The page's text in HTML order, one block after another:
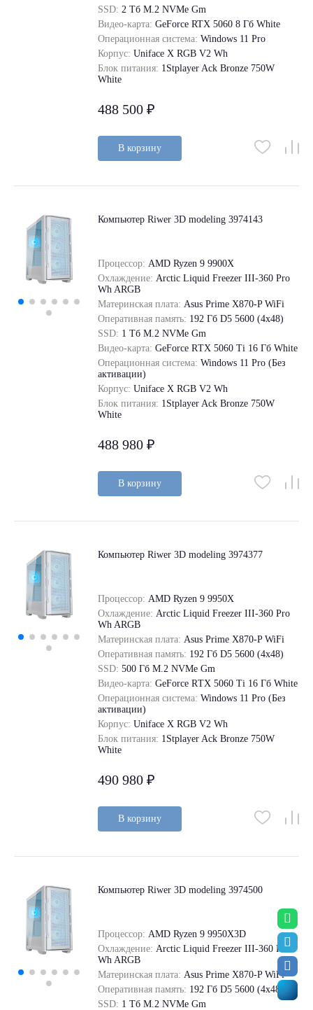
SSD: 2 Tб M.2 NVMe Gm
Видео-карта: GeForce RTX 5060 8 Гб White
Операционная система: Windows 11 Pro
Корпус: Uniface X RGB V2 Wh
Блок питания: 1Stplayer Ack Bronze 750W
White
488 500 ₽
В корзину
Компьютер Riwer 3D modeling 3974143
Процессор: AMD Ryzen 9 9900X
Охлаждение: Arctic Liquid Freezer III-360 Pro
Wh ARGB
Материнская плата: Asus Prime X870-P WiFi
Оперативная память: 192 Гб D5 5600 (4х48)
SSD: 1 Tб M.2 NVMe Gm
Видео-карта: GeForce RТХ 5060 Ti 16 Гб White
Операционная система: Windows 11 Pro (Без
активации)
Корпус: Uniface X RGB V2 Wh
Блок питания: 1Stplayer Ack Bronze 750W
White
488 980 ₽
В корзину
Компьютер Riwer 3D modeling 3974377
Процессор: AMD Ryzen 9 9950X
Охлаждение: Arctic Liquid Freezer III-360 Pro
Wh ARGB
Материнская плата: Asus Prime X870-P WiFi
Оперативная память: 192 Гб D5 5600 (4х48)
SSD: 500 Гб M.2 NVMe Gm
Видео-карта: GeForce RТХ 5060 Ti 16 Гб White
Операционная система: Windows 11 Pro (Без
активации)
Корпус: Uniface X RGB V2 Wh
Блок питания: 1Stplayer Ack Bronze 750W
White
490 980 ₽
В корзину
Компьютер Riwer 3D modeling 3974500
Процессор: AMD Ryzen 9 9950X3D
Охлаждение: Arctic Liquid Freezer III-360 Pro
Wh ARGB
Материнская плата: Asus Prime X870-P WiFi
Оперативная память: 192 Гб D5 5600 (4х48)
SSD: 1 Tб M.2 NVMe Gm